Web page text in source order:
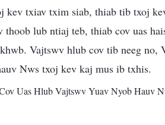
kev txiav txim siab, thiab tib txoj
thoob lub ntiaj teb, thiab cov uas
Vajtswv hlub cov tib neeg no,
Nws txoj kev kaj mus ib txhis.
Uas Hlub Vajtswv Yuav Nyob Hauv